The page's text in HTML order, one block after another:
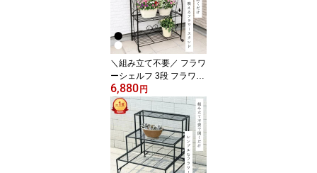
＼組み立て不要／ フラワ
ーシェルフ 3段 フラワー
スタンド アイアン プラ
ンタースタンド 屋外 ガ
ーデンラック プランター
スタンド フラワーラック
PSG03 黒 白
6,880 円